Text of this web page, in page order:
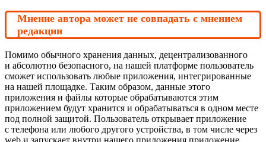
Мнение автора может не совпадать с мнением
редакции
Помимо обычного хранения данных, децентрализованного
и абсолютно безопасного, на нашей платформе пользователь
сможет использовать любые приложения, интегрированные
на нашей площадке. Таким образом, данные этого
приложения и файлы которые обрабатываются этим
приложением будут хранится и обрабатываться в одном месте
под полной защитой. Пользователь открывает приложение
с телефона или любого другого устройства, в том числе через
web и запускает внутри нашего приложения приложение